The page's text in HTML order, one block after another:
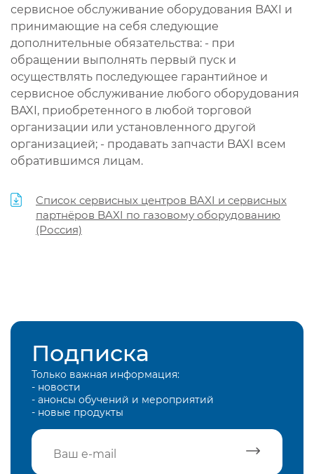
сервисное обслуживание оборудования BAXI и
принимающие на себя следующие
дополнительные обязательства: - при
обращении выполнять первый пуск и
осуществлять последующее гарантийное и
сервисное обслуживание любого оборудования
BAXI, приобретенного в любой торговой
организации или установленного другой
организацией; - продавать запчасти BAXI всем
обратившимся лицам.
Список сервисных центров BAXI и сервисных
партнёров BAXI по газовому оборудованию
(Россия)
Подписка
Только важная информация:
- новости
- анонсы обучений и мероприятий
- новые продукты